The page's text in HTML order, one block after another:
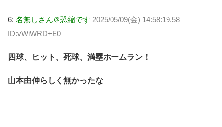
6: 名無しさん＠恐縮です 2025/05/09(金) 14:58:19.58
ID:vWiWRD+E0
四球、ヒット、死球、満塁ホームラン！
山本由伸らしく無かったな